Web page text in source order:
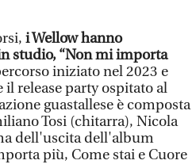
i Wellow hanno
studio, “Non mi importa
iniziato nel 2023 e
release party ospitato al
guastallese è composta
Tosi (chitarra), Nicola
dell'uscita dell'album
più, Come stai e Cuore